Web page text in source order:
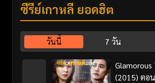
ซีรี่ย์เกาหลี ยอดฮิต
วันนี้ 7 วัน
(2015) ตอ